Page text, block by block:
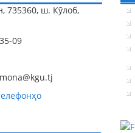
735360, ш. Кӯлоб,
09